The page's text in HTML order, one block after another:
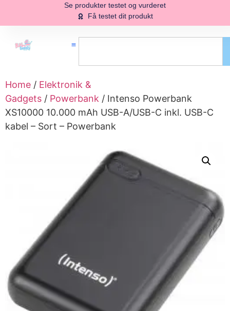
Se produkter testet og vurderet
Få testet dit produkt
Home / Elektronik &
Gadgets / Powerbank / Intenso Powerbank
XS10000 10.000 mAh USB-A/USB-C inkl. USB-C
kabel – Sort – Powerbank